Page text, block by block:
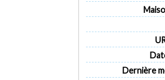
Dernière